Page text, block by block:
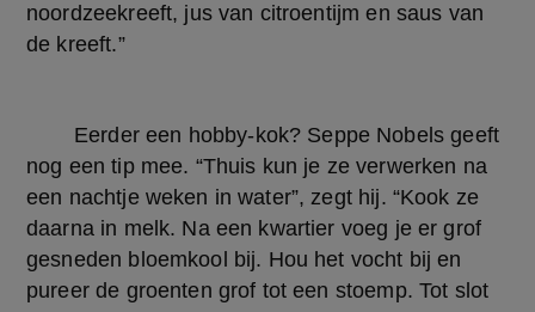
noordzeekreeft, jus van citroentijm en saus van
de kreeft.”
nog een tip mee. “Thuis kun je ze verwerken na
een nachtje weken in water”, zegt hij. “Kook ze
daarna in melk. Na een kwartier voeg je er grof
gesneden bloemkool bij. Hou het vocht bij en
pureer de groenten grof tot een stoemp. Tot slot